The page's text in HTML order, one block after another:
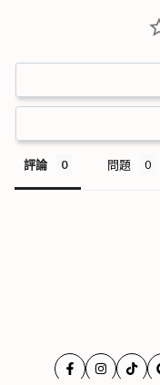
評論 問題
Translation